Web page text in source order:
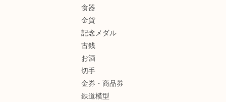
食器
金貨
記念メダル
古銭
お酒
切手
金券・商品券
鉄道模型